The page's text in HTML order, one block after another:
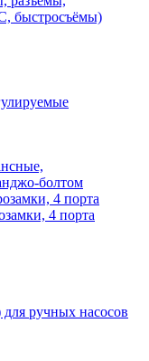
быстросъёмы)
болтом
4 порта
4 порта
ручных насосов